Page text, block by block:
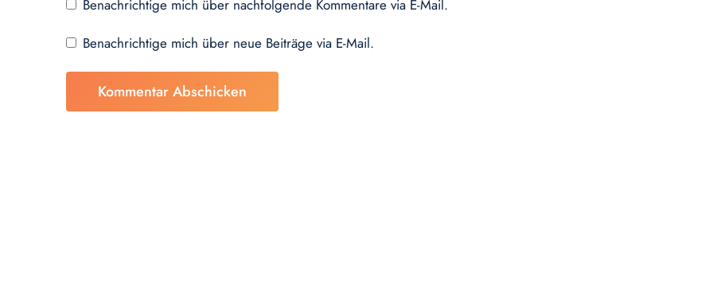
Benachrichtige mich über nachfolgende Kommentare via E-Mail.
Benachrichtige mich über neue Beiträge via E-Mail.